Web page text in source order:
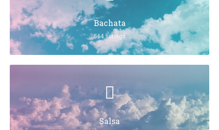
Bachata
564 listings
Salsa